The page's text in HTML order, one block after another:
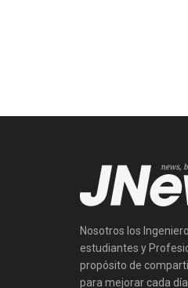
Nosotros los
estudiantes y
propósito de
para mejorar cada día.